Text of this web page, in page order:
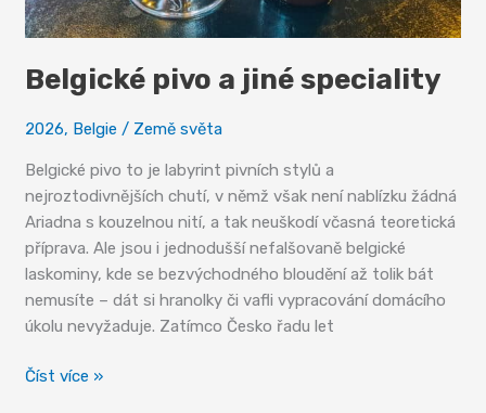
Belgické pivo a jiné speciality
2026, Belgie / Země světa
Belgické pivo to je labyrint pivních stylů a
nejroztodivnějších chutí, v němž však není nablízku žádná
Ariadna s kouzelnou nití, a tak neuškodí včasná teoretická
příprava. Ale jsou i jednodušší nefalšovaně belgické
laskominy, kde se bezvýchodného bloudění až tolik bát
nemusíte – dát si hranolky či vafli vypracování domácího
úkolu nevyžaduje. Zatímco Česko řadu let
Belgické
Číst více »